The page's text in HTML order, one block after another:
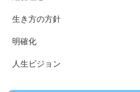
生き方の方針
明確化
人生ビジョン